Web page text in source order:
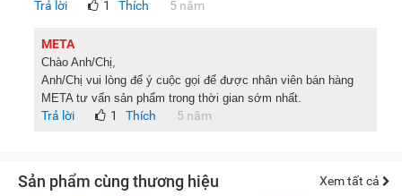
Trả lời
Thích
1 5 năm
META
Chào Anh/Chị,
Anh/Chị vui lòng để ý cuộc gọi để được nhân viên bán hàng
META tư vấn sản phẩm trong thời gian sớm nhất.
Trả lời Thích
1 5 năm
Sản phẩm cùng thương hiệu Xem tất cả